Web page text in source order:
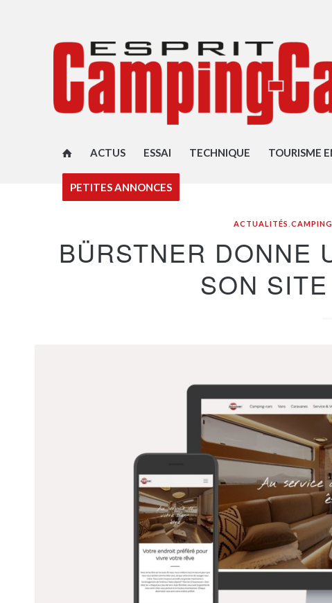
ACTUS ESSAI TECHNIQUE TOURISME
PETITES ANNONCES
ACTUALITÉS ,
BÜRSTNER DONNE
SON